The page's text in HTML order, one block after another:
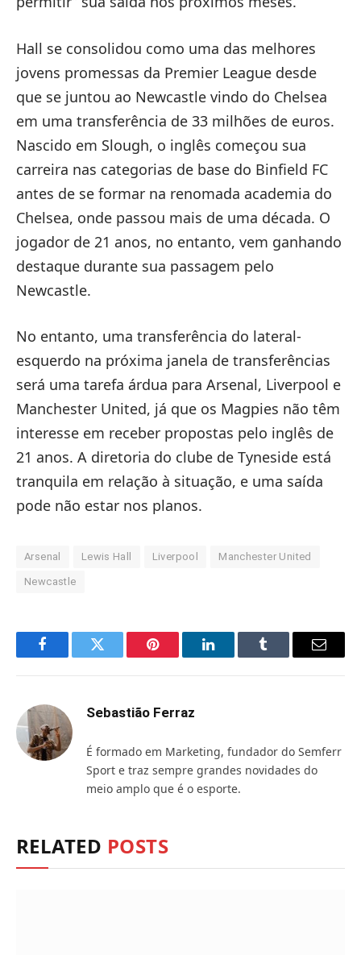
Hall se consolidou como uma das melhores
jovens promessas da Premier League desde
que se juntou ao Newcastle vindo do Chelsea
em uma transferência de 33 milhões de euros.
Nascido em Slough, o inglês começou sua
carreira nas categorias de base do Binfield FC
antes de se formar na renomada academia do
Chelsea, onde passou mais de uma década. O
jogador de 21 anos, no entanto, vem ganhando
destaque durante sua passagem pelo
Newcastle.
No entanto, uma transferência do lateral-
esquerdo na próxima janela de transferências
será uma tarefa árdua para Arsenal, Liverpool e
Manchester United, já que os Magpies não têm
interesse em receber propostas pelo inglês de
21 anos. A diretoria do clube de Tyneside está
tranquila em relação à situação, e uma saída
pode não estar nos planos.
Arsenal Lewis Hall Liverpool Manchester United
Newcastle
FacebookTwitter Pinterest LinkedInTumblr Email
Sebastião Ferraz
É formado em Marketing, fundador do Semferr
Sport e traz sempre grandes novidades do
meio amplo que é o esporte.
RELATED POSTS